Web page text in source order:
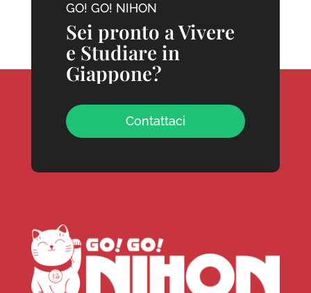
GO! GO! NIHON
Sei pronto a Vivere
e Studiare in
Giappone?
Contattaci